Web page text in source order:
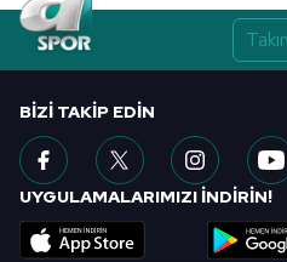
BIZI TAKIP EDIN
UYGULAMALARIMIZI İNDİRİN!